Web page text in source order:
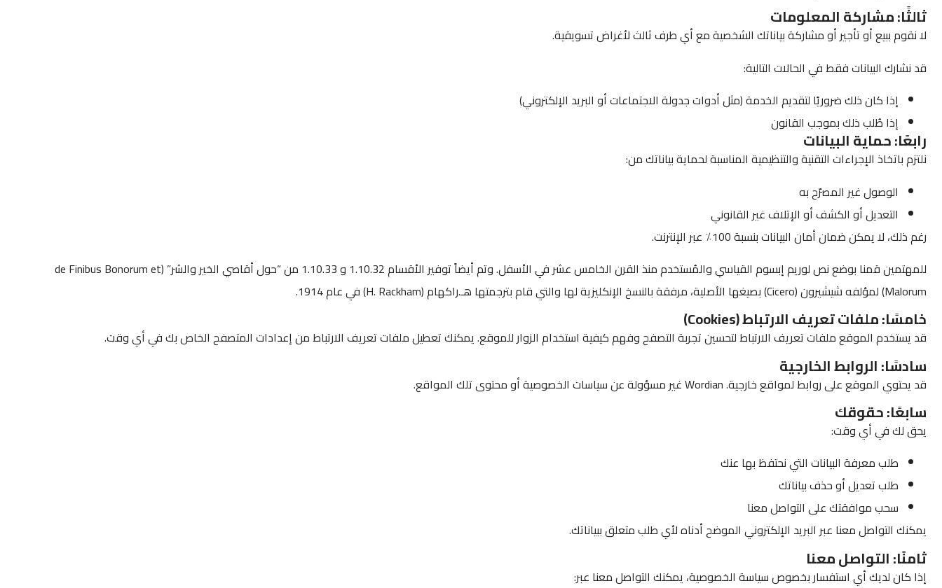
ثالثًا: مشاركة المعلومات
لا نقوم ببيع أو تأجير أو مشاركة بياناتك الشخصية مع أي طرف ثالث لأغراض تسويقية.
قد نشارك البيانات فقط في الحالات التالية:
إذا كان ذلك ضروريًا لتقديم الخدمة (مثل أدوات جدولة الاجتماعات أو البريد الإلكتروني)
إذا طُلب ذلك بموجب القانون
رابعًا: حماية البيانات
نلتزم باتخاذ الإجراءات التقنية والتنظيمية المناسبة لحماية بياناتك من:
الوصول غير المصرّح به
التعديل أو الكشف أو الإتلاف غير القانوني
رغم ذلك، لا يمكن ضمان أمان البيانات بنسبة 100٪ عبر الإنترنت.
للمهتمين قمنا بوضع نص لوريم إبسوم القياسي والمُستخدم منذ القرن الخامس عشر في الأسفل. وتم أيضاً توفير الأقسام 1.10.32 و 1.10.33 من “حول أقاصي الخير والشر” (de Finibus Bonorum et
Malorum) لمؤلفه شيشيرون (Cicero) بصيغها الأصلية، مرفقة بالنسخ الإنكليزية لها والتي قام بترجمتها هـ.راكهام (H. Rackham) في عام 1914.
خامسًا: ملفات تعريف الارتباط (Cookies)
قد يستخدم الموقع ملفات تعريف الارتباط لتحسين تجربة التصفح وفهم كيفية استخدام الزوار للموقع. يمكنك تعطيل ملفات تعريف الارتباط من إعدادات المتصفح الخاص بك في أي وقت.
سادسًا: الروابط الخارجية
قد يحتوي الموقع على روابط لمواقع خارجية. Wordian غير مسؤولة عن سياسات الخصوصية أو محتوى تلك المواقع.
سابعًا: حقوقك
يحق لك في أي وقت:
طلب معرفة البيانات التي نحتفظ بها عنك
طلب تعديل أو حذف بياناتك
سحب موافقتك على التواصل معنا
يمكنك التواصل معنا عبر البريد الإلكتروني الموضح أدناه لأي طلب متعلق ببياناتك.
ثامنًا: التواصل معنا
إذا كان لديك أي استفسار بخصوص سياسة الخصوصية، يمكنك التواصل معنا عبر: